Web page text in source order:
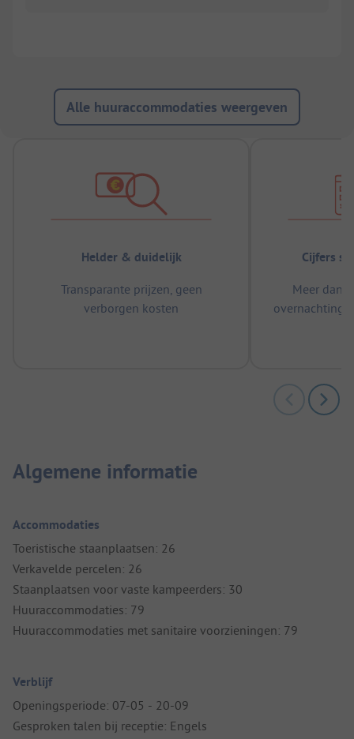
Alle huuraccommodaties weergeven
Helder & duidelijk
Transparante prijzen, geen
verborgen kosten
Cijfers
Meer dan
Algemene informatie
Accommodaties
Toeristische staanplaatsen: 26
Verkavelde percelen: 26
Staanplaatsen voor vaste kampeerders: 30
Huuraccommodaties: 79
Huuraccommodaties met sanitaire voorzieningen: 79
Verblijf
Openingsperiode: 07-05 - 20-09
Gesproken talen bij receptie: Engels